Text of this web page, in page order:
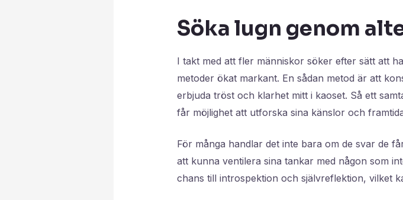
Söka lugn genom
I takt med att fler människor söker efter sätt att
metoder ökat markant. En sådan metod är att
erbjuda tröst och klarhet mitt i kaoset. Så ett
får möjlighet att utforska sina känslor och
För många handlar det inte bara om de svar de
att kunna ventilera sina tankar med någon som
chans till introspektion och självreflektion, vilket